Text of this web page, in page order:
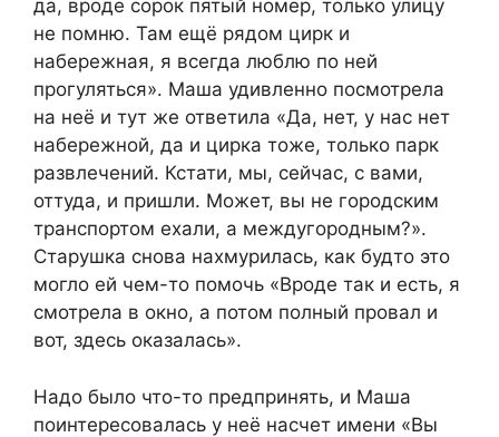
да, вроде сорок пятый номер, только улицу
не помню. Там ещё рядом цирк и
набережная, я всегда люблю по ней
прогуляться». Маша удивленно посмотрела
на неё и тут же ответила «Да, нет, у нас нет
набережной, да и цирка тоже, только парк
развлечений. Кстати, мы, сейчас, с вами,
оттуда, и пришли. Может, вы не городским
транспортом ехали, а междугородным?».
Старушка снова нахмурилась, как будто это
могло ей чем-то помочь «Вроде так и есть, я
смотрела в окно, а потом полный провал и
вот, здесь оказалась».
Надо было что-то предпринять, и Маша
поинтересовалась у неё насчет имени «Вы